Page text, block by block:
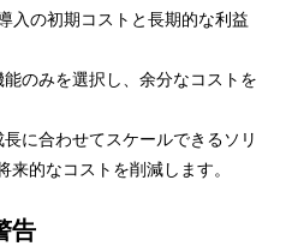
入の初期コストと長期的な利益
のみを選択し、余分なコストを
に合わせてスケールできるソリ
来的なコストを削減します。
告